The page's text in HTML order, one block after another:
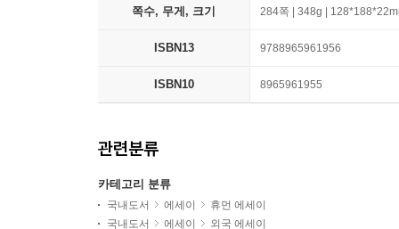
쪽수, 무게, 크기 284쪽 | 348g |
ISBN13 9788965961956
ISBN10 8965961955
관련분류
카테고리 분류
국내도서 에세이
휴먼 에세이
국내도서
에세이 외국 에세이